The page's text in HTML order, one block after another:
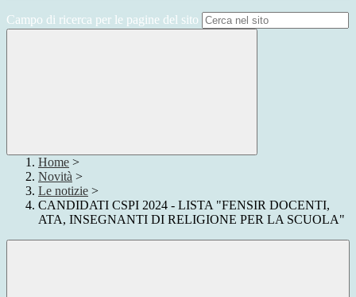
Campo di ricerca per le pagine del sito
Home >
Novità >
Le notizie >
CANDIDATI CSPI 2024 - LISTA "FENSIR DOCENTI,
ATA, INSEGNANTI DI RELIGIONE PER LA SCUOLA"